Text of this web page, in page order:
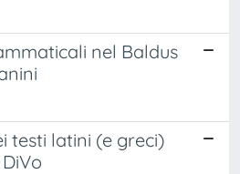
nel Baldus
testi latini (e greci)